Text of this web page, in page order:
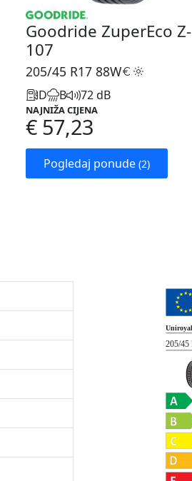
Goodride ZuperEco Z-
107
205/45 R17 88W
D B 72 dB
NAJNIŽA CIJENA
€ 57,23
Pogledaj ponude (2)